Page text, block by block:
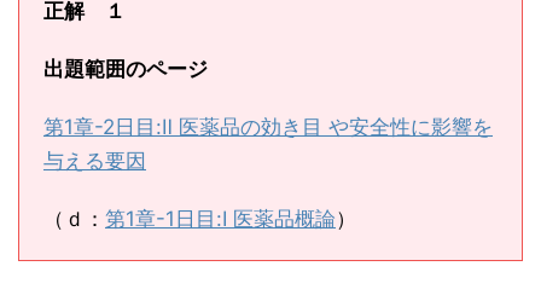
正解 １
出題範囲のページ
第1章-2日目:Ⅱ 医薬品の効き目 や安全性に影響を
与える要因
（ｄ： 第1章-1日目:Ⅰ 医薬品概論）